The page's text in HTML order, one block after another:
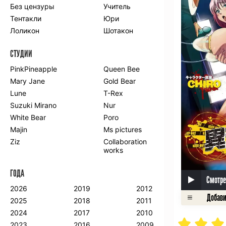
Романтика
Школа
Этти
Боевые
искусства
Гарем
Драма
Игры
Исторический
Магия
Фантастика
Фэнтези
Мистика
Попаданцы в
другой мир
Хентай
ПО ГОДУ
2023
2022
2021
2020
2019
2013
2012
2011
2010
2005
2004
2003
2002
Без цензуры
Учитель
Тентакли
Юри
Лоликон
Шотакон
СТУДИИ
PinkPineapple
Queen Bee
Mary Jane
Gold Bear
Lune
T-Rex
Suzuki Mirano
Nur
White Bear
Poro
Majin
Ms pictures
Ziz
Collaboration
works
ГОДА
2026
2025
2024
2019
2018
2017
2012
2011
2010